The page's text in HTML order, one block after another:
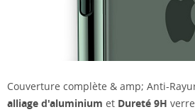
Couverture complète & amp; Anti-
alliage d'aluminium et Dureté 9H